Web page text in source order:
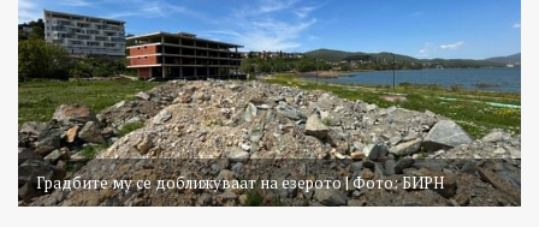
Градбите му се доближуваат на езерото | Фото: БИРН